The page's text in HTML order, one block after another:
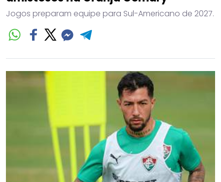
Jogos preparam equipe para Sul-Americano de 2027.